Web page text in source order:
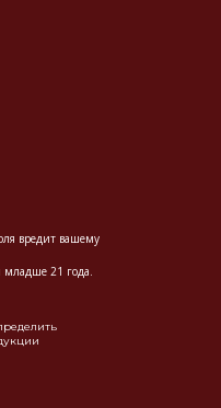
вредит вашему
21 года.